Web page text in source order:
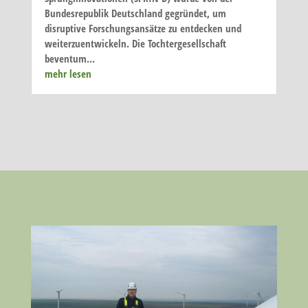
Bundesrepublik Deutschland gegründet, um
disruptive Forschungsansätze zu entdecken und
weiterzuentwickeln. Die Tochtergesellschaft
beventum...
mehr lesen